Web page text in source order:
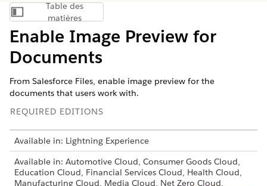
Afficher la table des matières
Table des
matières
Enable Image Preview for
Documents
From Salesforce Files, enable image preview for the
documents that users work with.
REQUIRED EDITIONS
Available in: Lightning Experience
Available in: Automotive Cloud, Consumer Goods Cloud,
Education Cloud, Financial Services Cloud, Health Cloud,
Manufacturing Cloud, Media Cloud, Net Zero Cloud,